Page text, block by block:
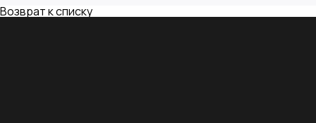
Возврат к списку